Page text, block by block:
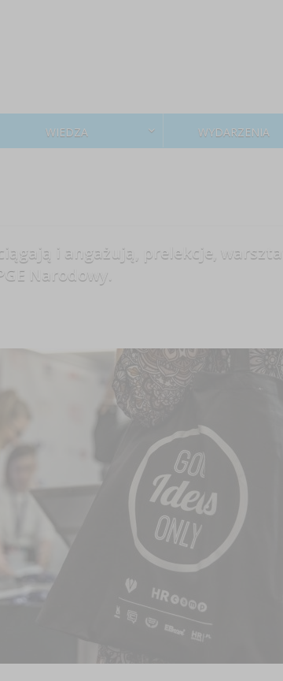
WIEDZA WYDARZENIA
i angażują, prelekcje,
Narodowy.